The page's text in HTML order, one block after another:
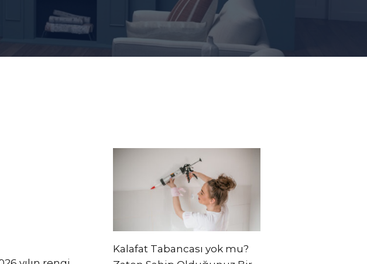
Kalafat Tabancası yok mu?